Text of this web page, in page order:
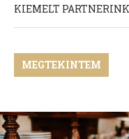
KIEMELT PARTNERINK
MEGTEKINTEM